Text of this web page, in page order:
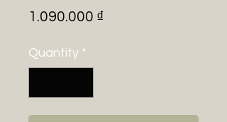
1.090.000 ₫
Quantity *